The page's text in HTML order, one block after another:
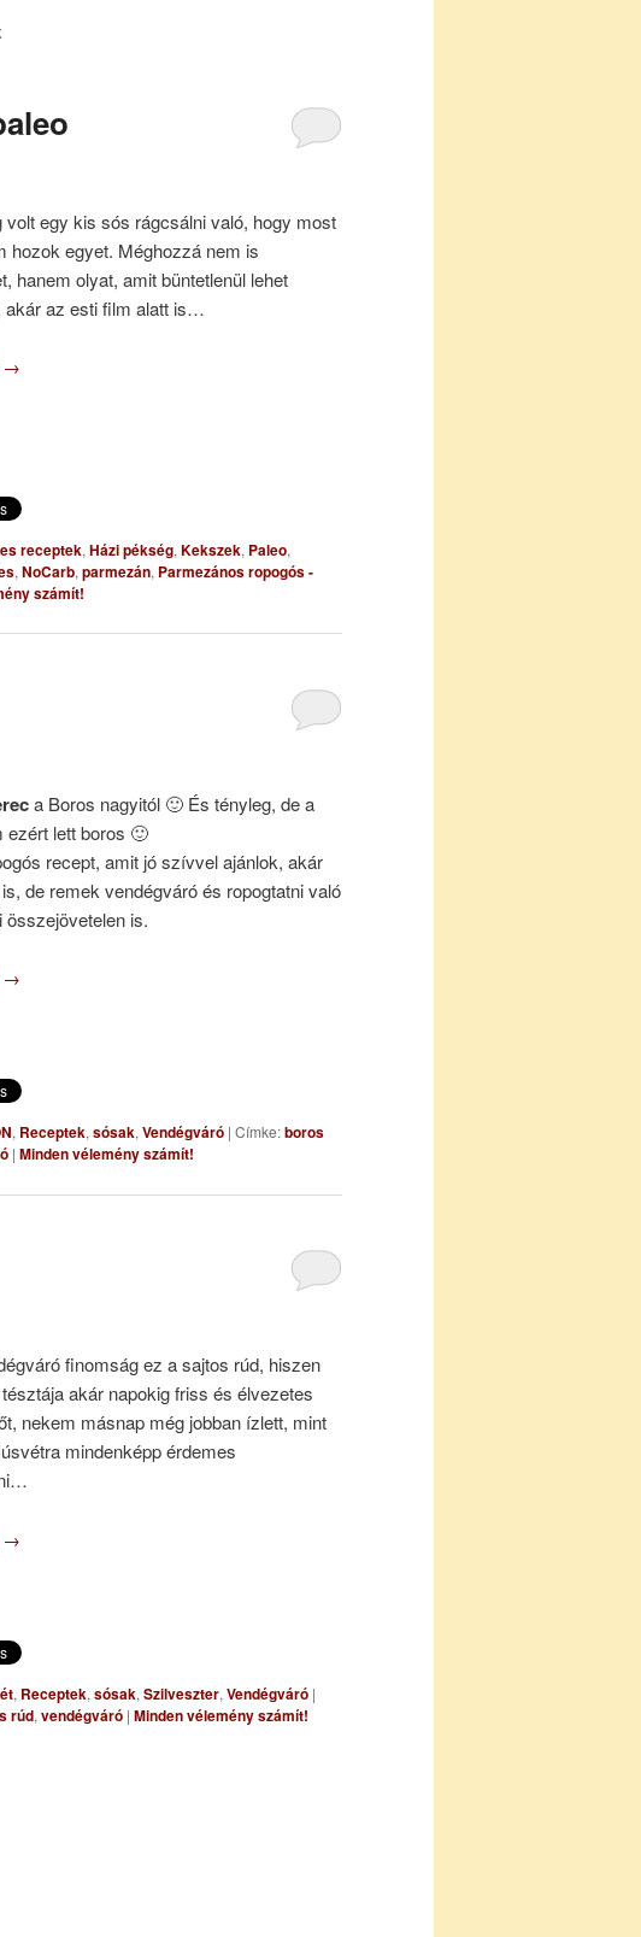
volt egy kis sós rágcsálni való, hogy most
hozok egyet. Méghozzá nem is
hanem olyat, amit büntetlenül lehet
akár az esti film alatt is…
→
receptek, Házi pékség, Kekszek, Paleo,
, NoCarb, parmezán, Parmezános ropogós -
számít!
a Boros nagyitól 🙂 És tényleg, de a
ezért lett boros 🙂
recept, amit jó szívvel ajánlok, akár
de remek vendégváró és ropogtatni való
összejövetelen is.
→
, Receptek, sósak, Vendégváró | Címke:boros
| Minden vélemény számít!
finomság ez a sajtos rúd, hiszen
akár napokig friss és élvezetes
nekem másnap még jobban ízlett, mint
mindenképp érdemes
→
, Receptek, sósak, Szilveszter, Vendégváró |
rúd, vendégváró | Minden vélemény számít!